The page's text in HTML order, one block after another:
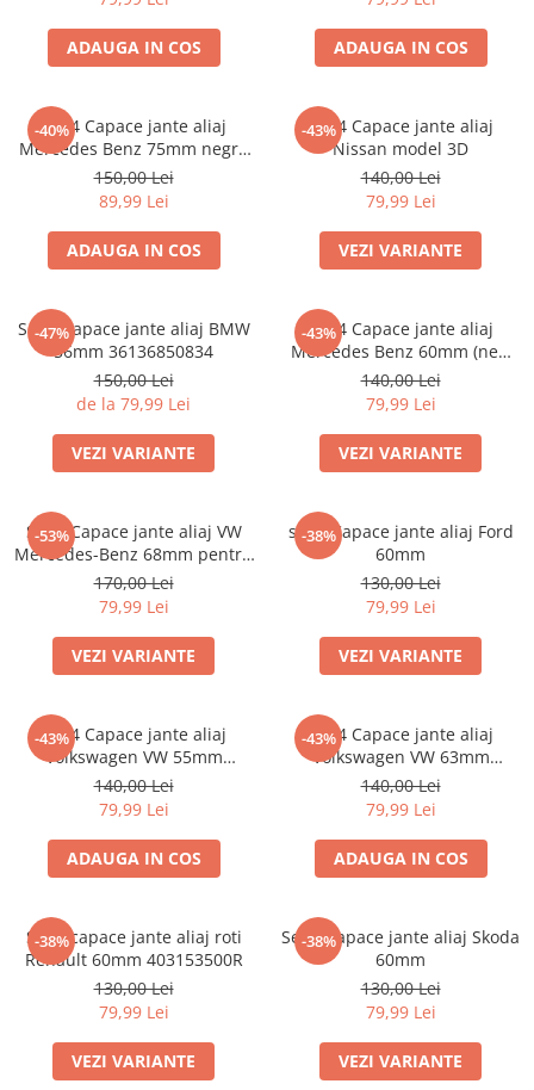
ADAUGA IN COS ADAUGA IN COS
-40%
set 4 Capace jante aliaj
Mercedes Benz 75mm negru
lucios complet (inel prindere)
150,00 Lei
89,99 Lei
ADAUGA IN COS
-43%
set 4 Capace jante aliaj
Nissan model 3D
140,00 Lei
79,99 Lei
VEZI VARIANTE
-47%
Set 4 Capace jante aliaj BMW
56mm 36136850834
150,00 Lei
de la 79,99 Lei
VEZI VARIANTE
-43%
Set 4 Capace jante aliaj
Mercedes Benz 60mm (new
black) / (silver)
140,00 Lei
79,99 Lei
VEZI VARIANTE
-53%
Set 4 Capace jante aliaj VW
Mercedes-Benz 68mm pentru
jante originale BMW
170,00 Lei
79,99 Lei
VEZI VARIANTE
-38%
set 4 Capace jante aliaj Ford
60mm
130,00 Lei
79,99 Lei
VEZI VARIANTE
-43%
Set 4 Capace jante aliaj
Volkswagen VW 55mm
6N0601171
140,00 Lei
79,99 Lei
ADAUGA IN COS
-43%
Set 4 Capace jante aliaj
Volkswagen VW 63mm
7M7601165 7D0601165
140,00 Lei
79,99 Lei
ADAUGA IN COS
-38%
Set 4 capace jante aliaj roti
Renault 60mm 403153500R
130,00 Lei
79,99 Lei
VEZI VARIANTE
-38%
Set 4 Capace jante aliaj Skoda
60mm
130,00 Lei
79,99 Lei
VEZI VARIANTE